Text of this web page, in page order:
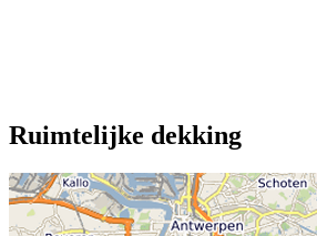
Ruimtelijke dekking